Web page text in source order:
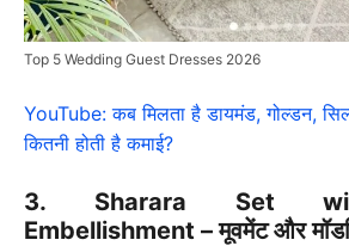
Top 5 Wedding Guest Dresses 2026
YouTube: कब मिलता है डायमंड, गोल्डन,
कितनी होती है कमाई?
3. Sharara Set
Embellishment – मूवमेंट और